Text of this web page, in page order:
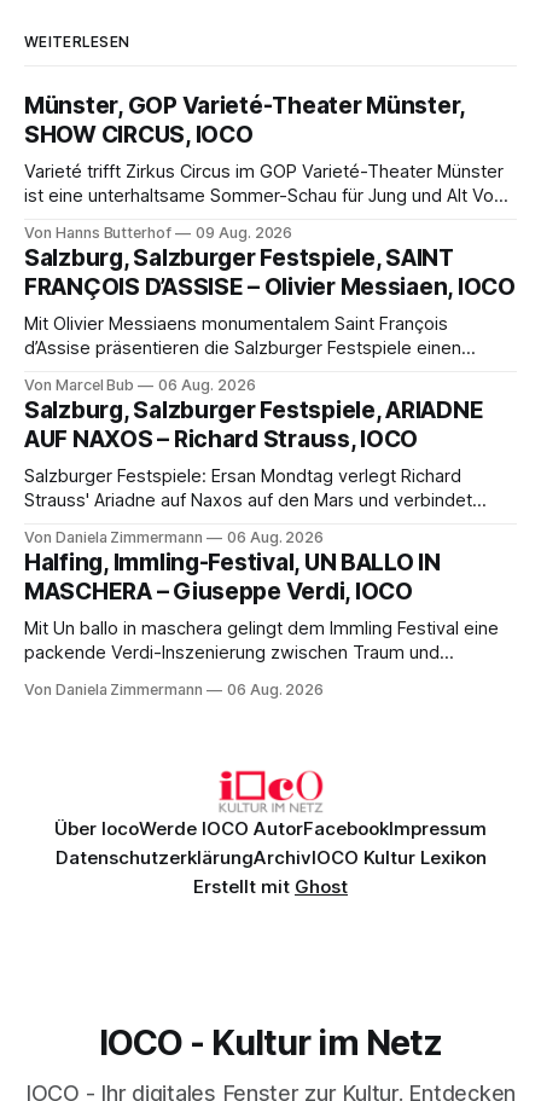
WEITERLESEN
Münster, GOP Varieté-Theater Münster,
SHOW CIRCUS, IOCO
Varieté trifft Zirkus Circus im GOP Varieté-Theater Münster
ist eine unterhaltsame Sommer-Schau für Jung und Alt Von
Münster der Vorhang zur neuen Show Circus hebt, erkundet
wohl auch eine junge Frau, wie es ist, wenn der Zirkus ins
Varieté kommt.
Von Hanns Butterhof 09 Aug. 2026
Salzburg, Salzburger Festspiele, SAINT
FRANÇOIS D’ASSISE – Olivier Messiaen, IOCO
Mit Olivier Messiaens monumentalem Saint François
d’Assise präsentieren die Salzburger Festspiele einen
eine bildgewaltige Inszenierung, Maxime Pascal entfaltet
die komplexe Partitur eindrucksvoll, Philippe Sly berührt als
Franziskus.
Von Marcel Bub 06 Aug. 2026
Salzburg, Salzburger Festspiele, ARIADNE
AUF NAXOS – Richard Strauss, IOCO
Salzburger Festspiele: Ersan Mondtag verlegt Richard
Strauss' Ariadne auf Naxos auf den Mars und verbindet
Aufführung mit starken Solisten und den Wiener
Philharmonikern, szenisch bleibt der zweite Akt jedoch
hinter den Erwartungen zurück.
Von Daniela Zimmermann 06 Aug. 2026
Halfing, Immling-Festival, UN BALLO IN
MASCHERA – Giuseppe Verdi, IOCO
Mit Un ballo in maschera gelingt dem Immling Festival eine
packende Verdi-Inszenierung zwischen Traum und
psychologische Tiefe mit starken Bildern, getragen von
Von Daniela Zimmermann 06 Aug. 2026
Über IocoWerde IOCO AutorFacebookImpressum
DatenschutzerklärungArchivIOCO Kultur Lexikon
Erstellt mit Ghost
IOCO - Kultur im Netz
IOCO - Ihr digitales Fenster zur Kultur. Entdecken